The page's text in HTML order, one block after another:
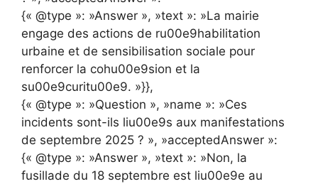
{« @type »: »Answer », »text »: »La mairie
engage des actions de ru00e9habilitation
urbaine et de sensibilisation sociale pour
renforcer la cohu00e9sion et la
su00e9curitu00e9. »}},
{« @type »: »Question », »name »: »Ces
incidents sont-ils liu00e9s aux manifestations
de septembre 2025 ? », »acceptedAnswer »:
{« @type »: »Answer », »text »: »Non, la
fusillade du 18 septembre est liu00e9e au